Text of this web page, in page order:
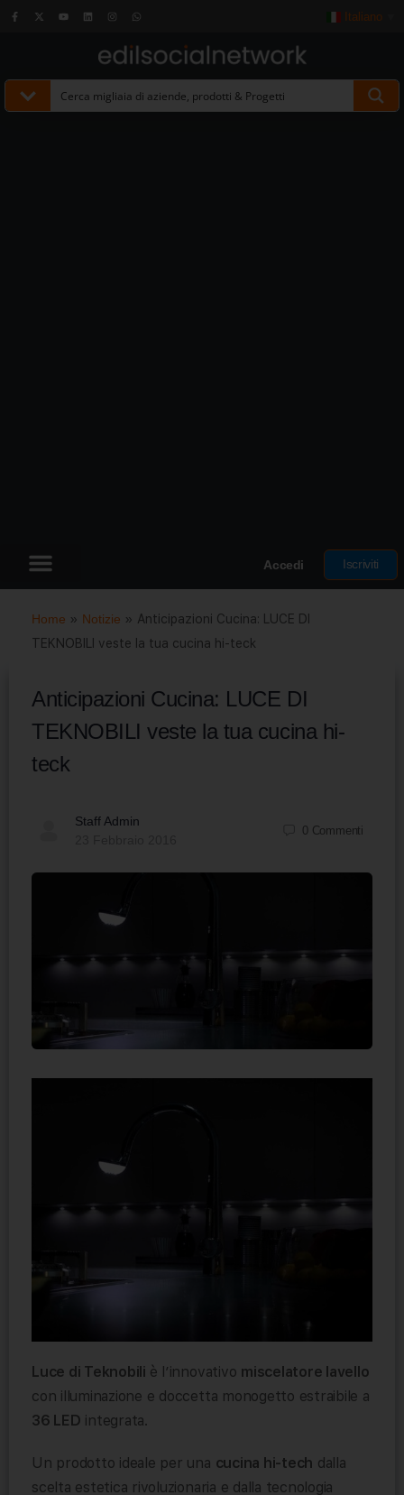
Italiano
Accedi Iscriviti
Home » Notizie » Anticipazioni Cucina: LUCE DI
TEKNOBILI veste la tua cucina hi-teck
Anticipazioni Cucina: LUCE DI
TEKNOBILI veste la tua cucina hi-
teck
Staff Admin
0 Commenti
Luce di Teknobili è l’innovativo miscelatore lavello
con illuminazione e doccetta monogetto estraibile a
36 LED integrata.
Un prodotto ideale per una cucina hi-tech dalla
scelta estetica rivoluzionaria e dalla tecnologia